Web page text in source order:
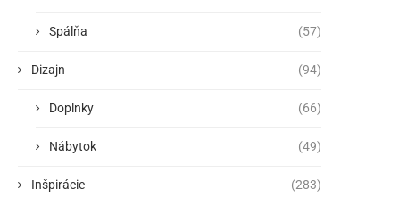
Spálňa (57)
Dizajn (94)
Doplnky (66)
Nábytok (49)
Inšpirácie (283)